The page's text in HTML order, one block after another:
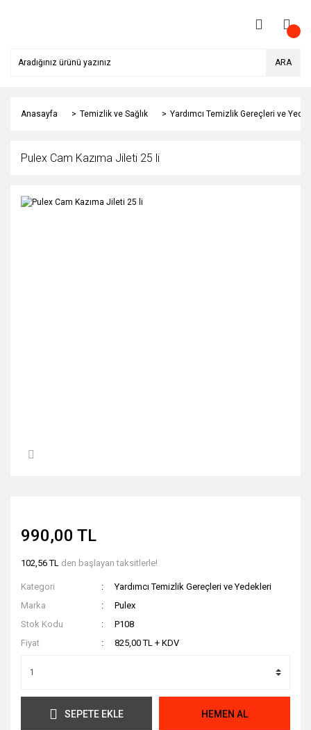
ARA
Anasayfa Temizlik ve Sağlık Yardımcı Temizlik Gereçleri ve
Pulex Cam Kazıma Jileti 25 li
990,00 TL
102,56 TL den başlayan taksitlerle!
Kategori
Yardımcı Temizlik Gereçleri ve Yedekleri
Marka
Pulex
Stok Kodu
P108
Fiyat
825,00 TL + KDV
SEPETE EKLE HEMEN AL